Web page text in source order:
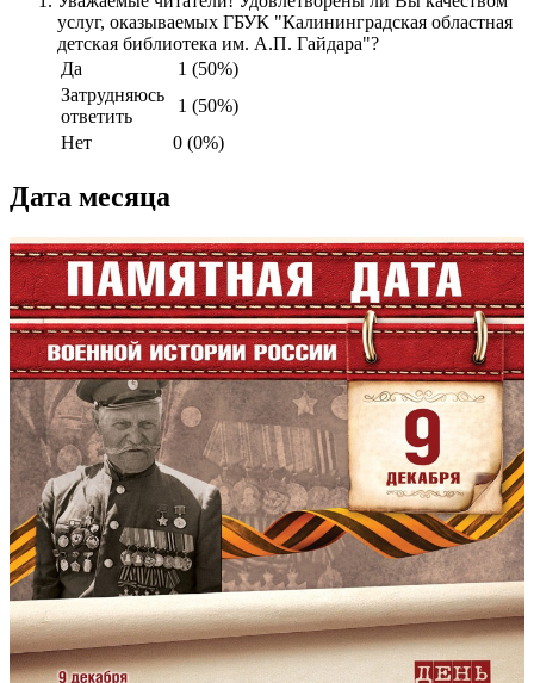
услуг, оказываемых ГБУК "Калининградская областная
детская библиотека им. А.П. Гайдара"?
Да
1 (50%)
Затрудняюсь
ответить
1 (50%)
Нет
0 (0%)
Дата месяца